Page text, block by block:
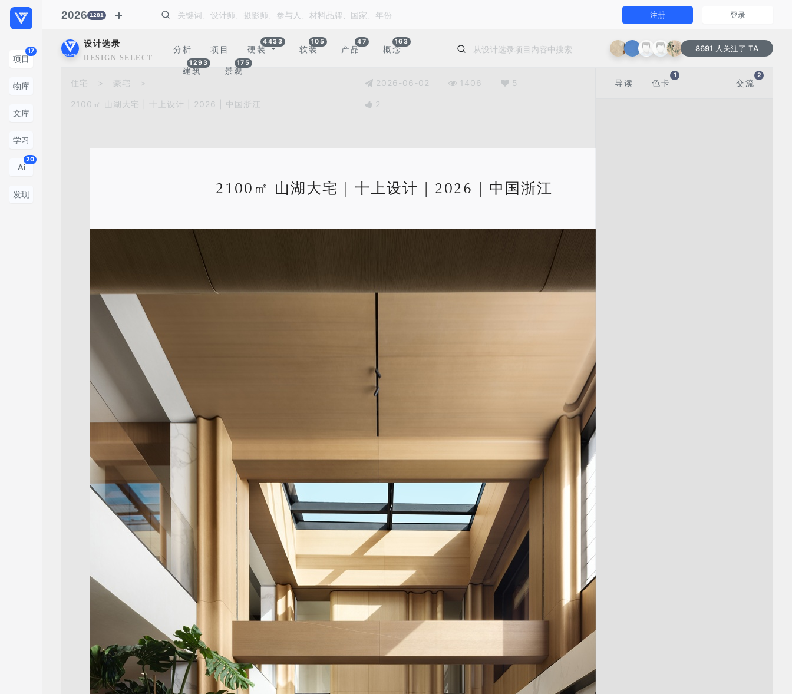
项目
17
物库
文库
学习
Ai
20
发现
2026 1281 注册 登录
设计选录
DESIGN SELECTION
分析 项目 硬装
4433
软装
105
产品
47
概念
163
建筑
1293
景观
175
8691 人关注了 TA
住宅 > 豪宅 >
2100㎡ 山湖大宅 | 十上设计 | 2026 | 中国浙江
2026-06-02 1406 5
2
2100㎡ 山湖大宅 | 十上设计 | 2026 | 中国浙江
导读 色卡
1
交流
2